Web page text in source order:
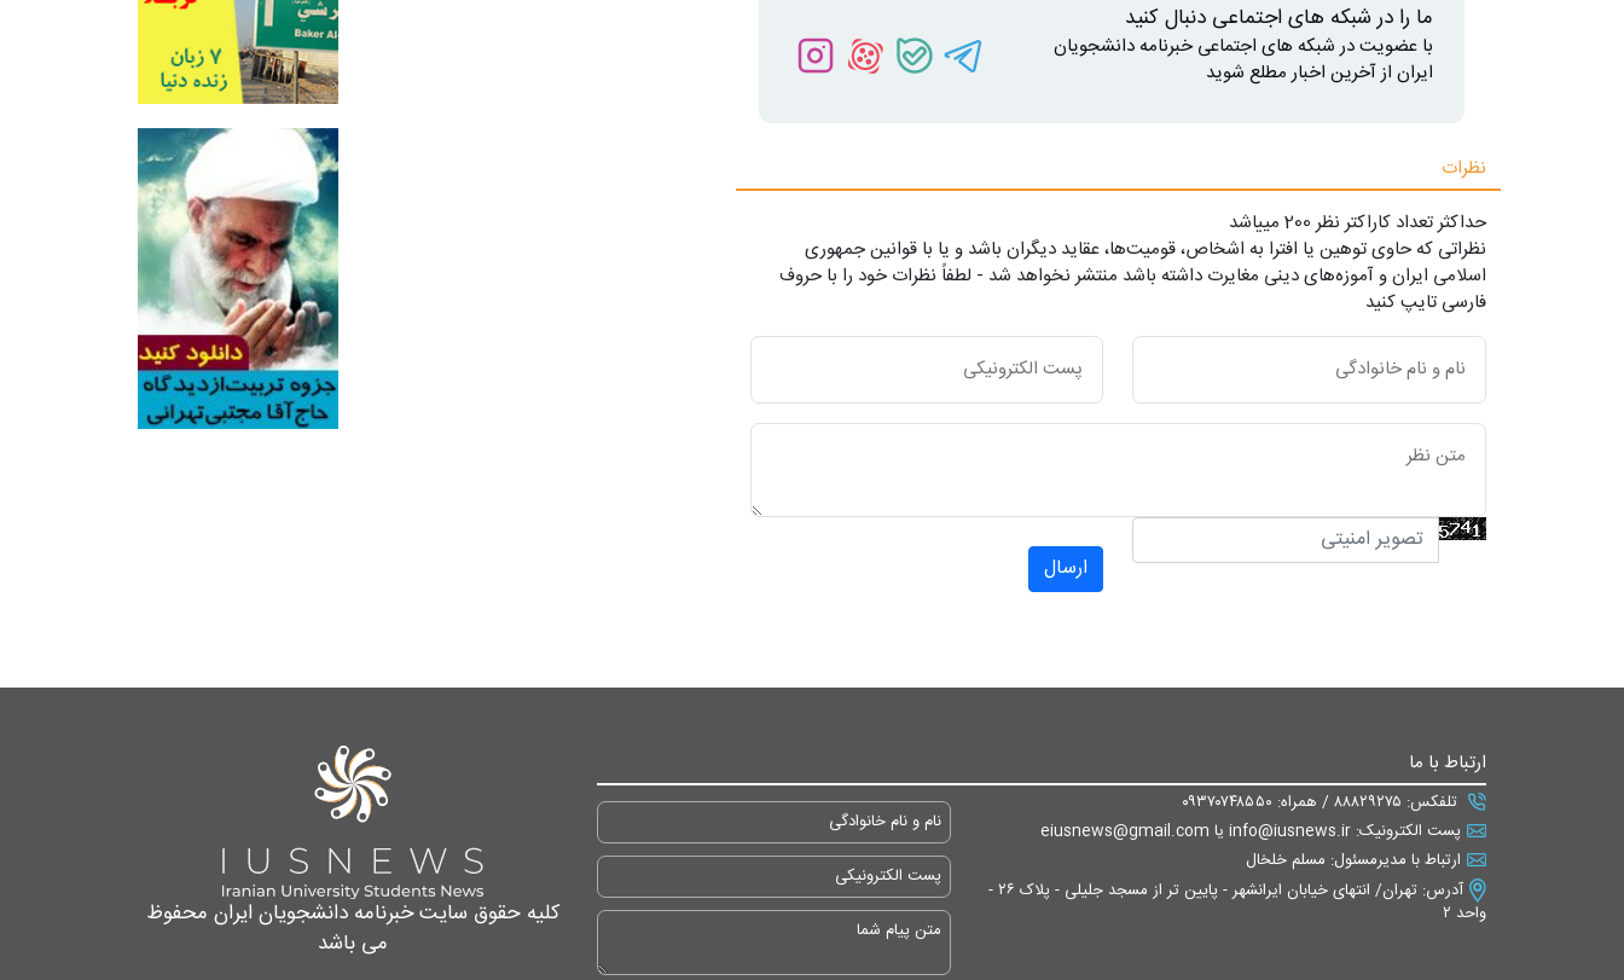
ما را در شبکه های اجتماعی دنبال کنید
با عضویت در شبکه های اجتماعی خبرنامه دانشجویان
ایران از آخرین اخبار مطلع شوید
نظرات
حداکثر تعداد کاراکتر نظر 200 ميياشد
نظراتی که حاوی توهین یا افترا به اشخاص، قومیت‌ها، عقاید دیگران باشد و یا با قوانین جمهوری
اسلامی ایران و آموزه‌های دینی مغایرت داشته باشد منتشر نخواهد شد - لطفاً نظرات خود را با حروف
فارسی تایپ کنید
ارسال
ارتباط با ما
تلفکس: ۸۸۸۲۹۲۷۵ / همراه: ۰۹۳۷۰۷۴۸۵۵۰
پست الکترونیک: info@iusnews.ir یا eiusnews@gmail.com
ارتباط با مدیرمسئول: مسلم خلخال
آدرس: تهران/ انتهای خیابان ایرانشهر - پایین تر از مسجد جلیلی - پلاک ۲۶ -
واحد ۲
کلیه حقوق سایت خبرنامه دانشجویان ایران محفوظ
می باشد